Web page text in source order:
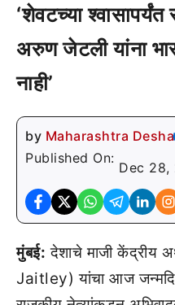
‘शेवटच्या श्वासापर्यंत
अरुण जेटली यांना
नाही’
by Maharashtra Desha
Published On:
Dec 28,
मुंबई: देशाचे माजी केंद्रीय
Jaitley) यांचा आज